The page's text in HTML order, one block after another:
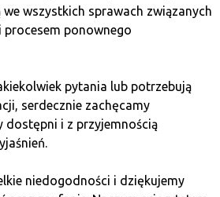
Kontakt
Polityka prywatności
Mapa strony
wszystkich sprawach związanych
procesem ponownego
pytania lub potrzebują
serdecznie zachęcamy
dostępni i z przyjemnością
niedogodności i dziękujemy